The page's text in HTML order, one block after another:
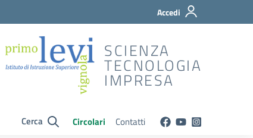
Accedi
SCIENZA
TECNOLOGIA
IMPRESA
Cerca Circolari Contatti